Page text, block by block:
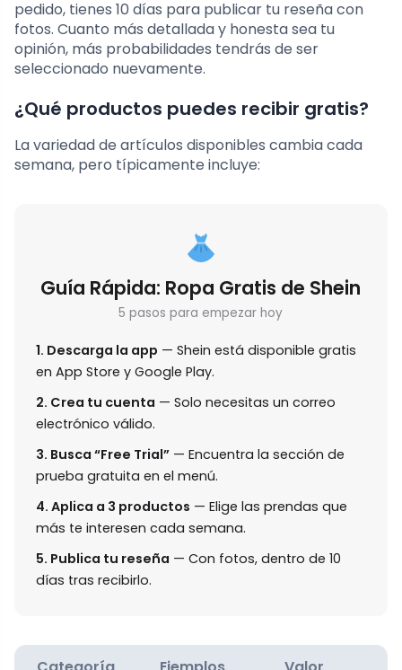
pedido, tienes 10 días para publicar tu reseña con
fotos. Cuanto más detallada y honesta sea tu
opinión, más probabilidades tendrás de ser
seleccionado nuevamente.
¿Qué productos puedes recibir gratis?
La variedad de artículos disponibles cambia cada
semana, pero típicamente incluye:
Guía Rápida: Ropa Gratis de Shein
5 pasos para empezar hoy
1. Descarga la app — Shein está disponible gratis
en App Store y Google Play.
2. Crea tu cuenta — Solo necesitas un correo
electrónico válido.
3. Busca “Free Trial” — Encuentra la sección de
prueba gratuita en el menú.
4. Aplica a 3 productos — Elige las prendas que
más te interesen cada semana.
5. Publica tu reseña — Con fotos, dentro de 10
días tras recibirlo.